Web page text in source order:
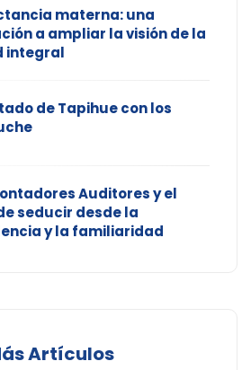
materna: una
a ampliar la visión de la
integral
de Tapihue con los
Auditores y el
seducir desde la
y la familiaridad
Artículos